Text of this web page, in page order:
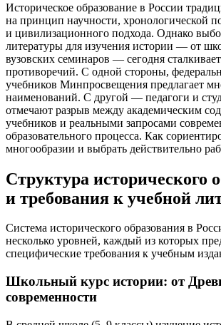
Историческое образование в России
на принцип научности, хронологической
и цивилизационного подхода. Однако
литературы для изучения истории — от
вузовских семинаров — сегодня
противоречий. С одной стороны,
учебников Минпросвещения предлагает
наименований. С другой — педагоги и
отмечают разрыв между академическим
учебников и реальными запросами
образовательного процесса. Как
многообразии и выбрать действительно
Структура исторического
и требования к учебной
Система исторического образования в
несколько уровней, каждый из которых
специфические требования к учебным
Школьный курс истории: от
современности